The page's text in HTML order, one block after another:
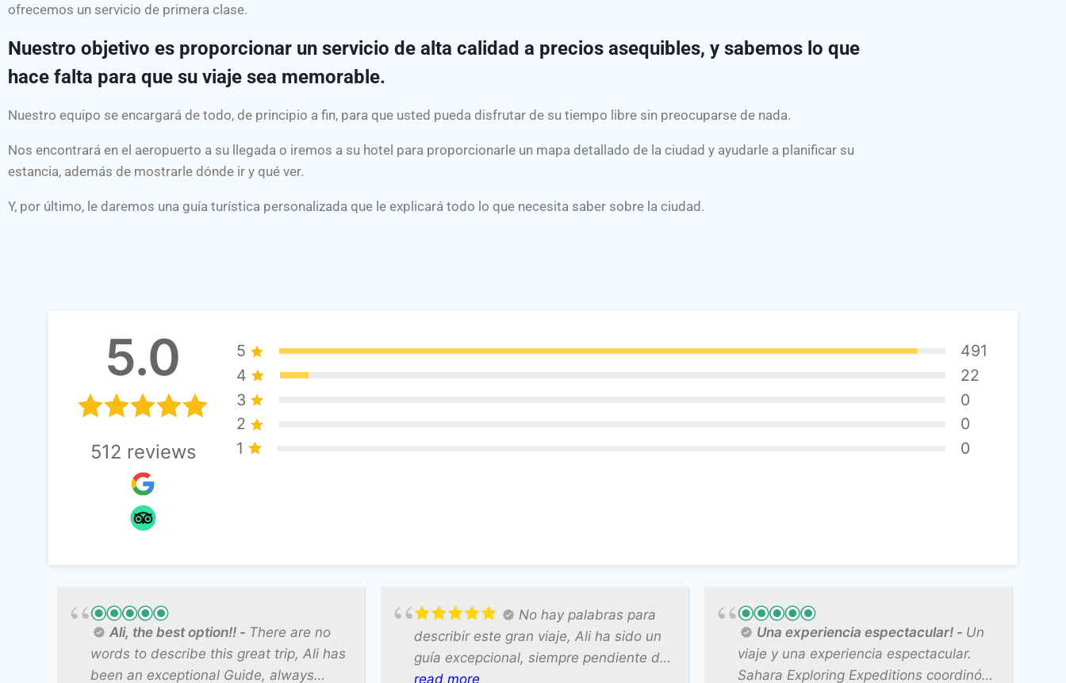
ofrecemos un servicio de primera clase.
Nuestro objetivo es proporcionar un servicio de alta calidad a precios asequibles, y sabemos lo que
hace falta para que su viaje sea memorable.
Nuestro equipo se encargará de todo, de principio a fin, para que usted pueda disfrutar de su tiempo libre sin preocuparse de nada.
Nos encontrará en el aeropuerto a su llegada o iremos a su hotel para proporcionarle un mapa detallado de la ciudad y ayudarle a planificar su
estancia, además de mostrarle dónde ir y qué ver.
Y, por último, le daremos una guía turística personalizada que le explicará todo lo que necesita saber sobre la ciudad.
5.0
512 reviews
5
491
4
22
3
0
2
0
1
0
Ali, the best option!!
There are no
words to describe this great trip, Ali has
been an exceptional Guide, always
No hay palabras para
describir este gran viaje, Ali ha sido un
guía excepcional, siempre pendiente de
nosotros , atento, mejor no lo podía
read more
Una experiencia espectacular!
Un
viaje y una experiencia espectacular.
Sahara Exploring Expeditions coordinó